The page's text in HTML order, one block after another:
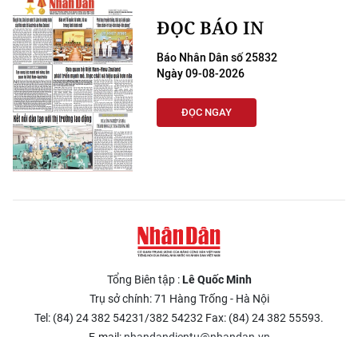
ĐỌC BÁO IN
Báo Nhân Dân số 25832
Ngày 09-08-2026
ĐỌC NGAY
Tổng Biên tập :Lê Quốc Minh
Trụ sở chính: 71 Hàng Trống - Hà Nội
Tel: (84) 24 382 54231/382 54232 Fax: (84) 24 382 55593.